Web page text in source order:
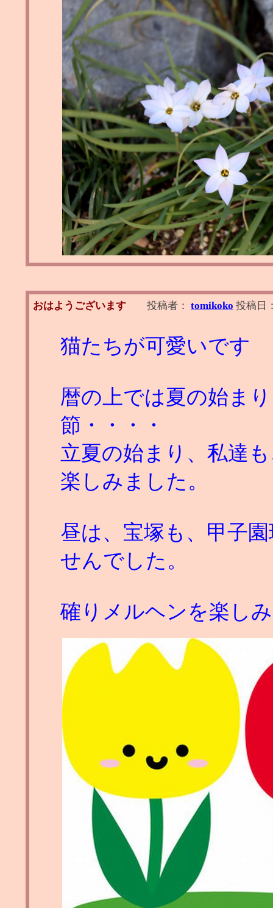
おはようございます 投稿者： tomikoko 投稿日
猫たちが可愛いです
暦の上では夏の始ま
節・・・・
立夏の始まり、私達
楽しみました。
昼は、宝塚も、甲子
せんでした。
確りメルヘンを楽し